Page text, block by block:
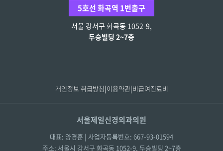
서울 강서구 강서로 178 2-7층
02-2604-1788
5호선 화곡역 1번출구
서울 강서구 화곡동 1052-9,
두승빌딩 2~7층
개인정보 취급방침|이용약관|비급여진료비
서울제일신경외과의원
대표: 양경훈 | 사업자등록번호: 667-93-01594
주소: 서울시 강서구 화곡동 1052-9, 두승빌딩 2~7층